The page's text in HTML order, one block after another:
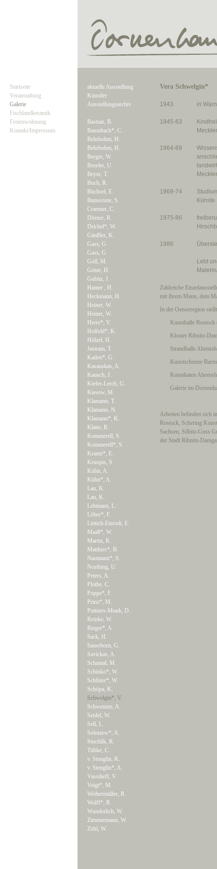
Startseite
Veranstaltung
Galerie
Fischlandkeramik
Ferienwohnung
Kontakt/Impressum
aktuelle Ausstellung
Künstler
Ausstellungsarchiv
Bastian, B.
Baumbach*, C.
Behrbohm, H.
Behrbohm, H.
Berger, W.
Beseler, U.
Beyer, T.
Buch, R.
Büchsel, E.
Butnoriute, S.
Craemer, C.
Dörner, R.
Drichel*, W.
Gänßler, K.
Gass, G.
Gass, G.
Goll, M.
Götze, H.
Gubitz, J.
Hamer , H.
Heckmann, H.
Heiner, W.
Heiner, W.
Herre*, V.
Holfeld*, K.
Hölzel, H.
Jastram, T.
Kaden*, G.
Kasauskas, A.
Kausch, J.
Kiefer-Lerch, G.
Kiesow, M.
Klamann, T.
Klamann, N.
Klamann*, K.
Klatte, R.
Kommerell, S.
Kommerell*, S.
Krantz*, E.
Kruopis, S.
Kühn, A.
Kühn*, A.
Lau, K.
Lau, K.
Lehmann, L.
Löber*, F.
Lüttich-Etzrodt, E.
Maaß*, W.
Martin, K.
Matthies*, B.
Naumann*, S.
Northing, U.
Peters, A.
Plothe, C.
Poppe*, F.
Prinz*, M.
Puttnies-Munk, D.
Reinke, W.
Rieger*, A.
Sack, H.
Sauerborn, G.
Savickas, A.
Schamal, M.
Schinko*, W.
Schlüter*, W.
Schöpa, K.
Schwelgin*, V.
Schwenzer, A.
Seidel, W.
Sell, L.
Solotzew*, A.
Stuchlik, R.
Tübke, C.
v. Stenglin, K.
v. Stenglin*, A.
Vassilieff, V.
Voigt*, M.
Weihermüller, R.
Wolff*, R.
Wunderlich, W.
Zimmermann, W.
Zöhl, W.
Vera Schwelgin*
1943 in
1945-63
1964-69
1969-74
1975-86
1986
Lebt
Zahlreiche
mit ihrem Mann, dem
In der Ostseeregion
Kunsthalle Rostock
Kloster Ribnitz-
Strandhalle
Kunstscheune
Kunstkaten
Galerie im
Arbeiten befinden sich
Rostock, Schering
Sachsen, Silbitz-Guss
der Stadt Ribnitz-